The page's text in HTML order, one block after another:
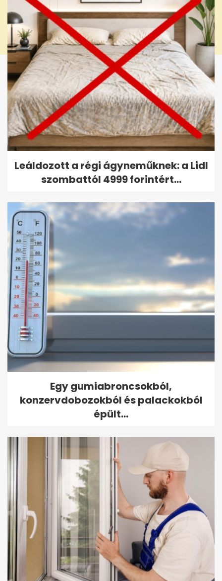
Leáldozott a régi ágyneműknek: a Lidl
szombattól 4999 forintért...
Egy gumiabroncsokból,
konzervdobozokból és palackokból
épült...